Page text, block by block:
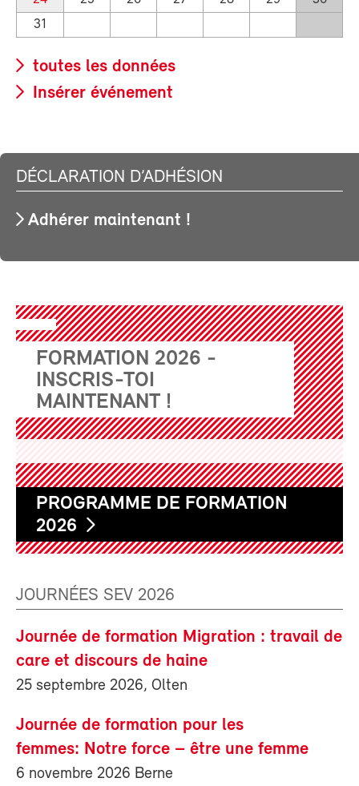
31
toutes les données
Insérer événement
DÉCLARATION D’ADHÉSION
Adhérer maintenant !
FORMATION 2026 -
INSCRIS-TOI
MAINTENANT !
PROGRAMME DE FORMATION
2026
JOURNÉES SEV 2026
Journée de formation Migration : travail de
care et discours de haine
25 septembre 2026, Olten
Journée de formation pour les
femmes: Notre force – être une femme
6 novembre 2026 Berne